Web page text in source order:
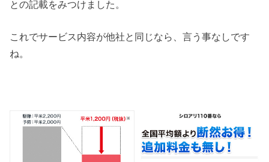
との記載をみつけました。
これでサービス内容が他社と同じなら、言う事なしです
ね。